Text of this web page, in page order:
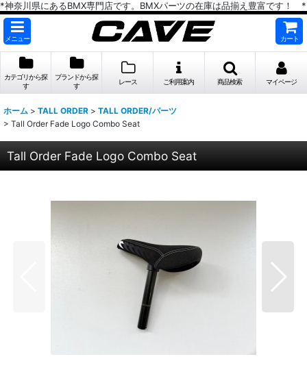
*神奈川県にあるBMX専門店です。BMXパーツの在庫は品揃え豊富です！ *
メニュー カート
カテゴリから探
す
ブランドから探
す
レース ご利用案内 商品検索 マイページ
ホーム > TALL ORDER > TALL ORDER/パーツ
> Tall Order Fade Logo Combo Seat
Tall Order Fade Logo Combo Seat